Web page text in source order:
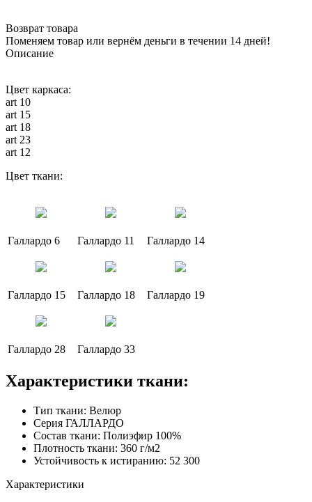
Возврат товара
Поменяем товар или вернём деньги в течении 14 дней!
Описание
Цвет каркаса:
art 10
art 15
art 18
art 23
art 12
Цвет ткани:
Галлардо 6 Галлардо 11 Галлардо 14
Галлардо 15 Галлардо 18 Галлардо 19
Галлардо 28 Галлардо 33
Характеристики ткани:
Тип ткани: Велюр
Серия ГАЛЛАРДО
Состав ткани: Полиэфир 100%
Плотность ткани: 360 г/м2
Устойчивость к истиранию: 52 300
Характеристики